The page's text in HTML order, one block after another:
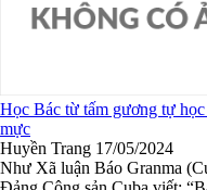
Học Bác từ tấm gương tự
mực
Huyền Trang 17/05/2024
Như Xã luận Báo Granma